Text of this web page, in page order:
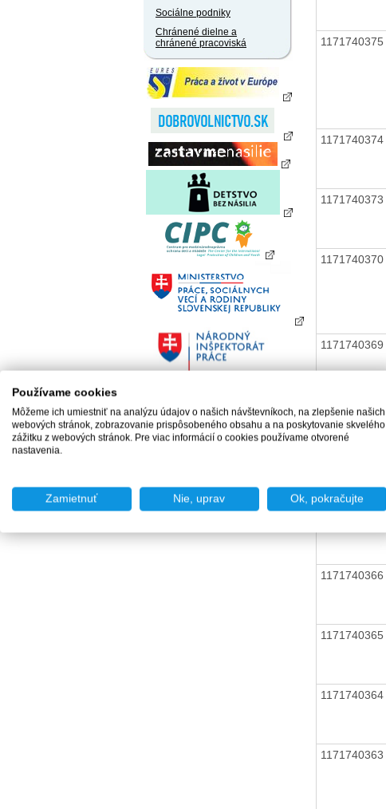
Sociálne podniky
Chránené dielne a
chránené pracoviská
1171740375
1171740374
1171740373
1171740370
1171740369
1171740368
1171740367
1171740366
1171740365
1171740364
1171740363
Používame cookies
Môžeme ich umiestniť na analýzu údajov o našich návštevníkoch, na zlepšenie našich
webových stránok, zobrazovanie prispôsobeného obsahu a na poskytovanie skvelého
zážitku z webových stránok. Pre viac informácií o cookies používame otvorené
nastavenia.
Zamietnuť Nie, uprav Ok, pokračujte